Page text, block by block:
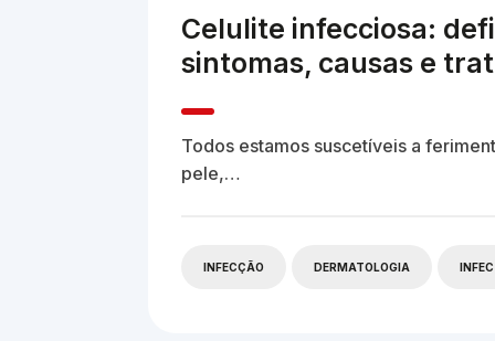
Celulite infecciosa:
sintomas, causas e
Todos estamos suscetíveis a
pele,…
INFECÇÃO DERMATOLOGIA